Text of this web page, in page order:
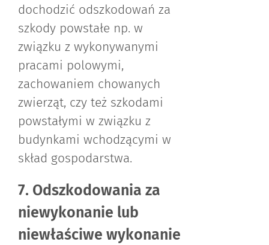
dochodzić odszkodowań za
szkody powstałe np. w
związku z wykonywanymi
pracami polowymi,
zachowaniem chowanych
zwierząt, czy też szkodami
powstałymi w związku z
budynkami wchodzącymi w
skład gospodarstwa.
7. Odszkodowania za
niewykonanie lub
niewłaściwe wykonanie